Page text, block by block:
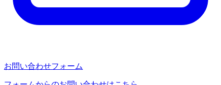
お問い合わせフォーム